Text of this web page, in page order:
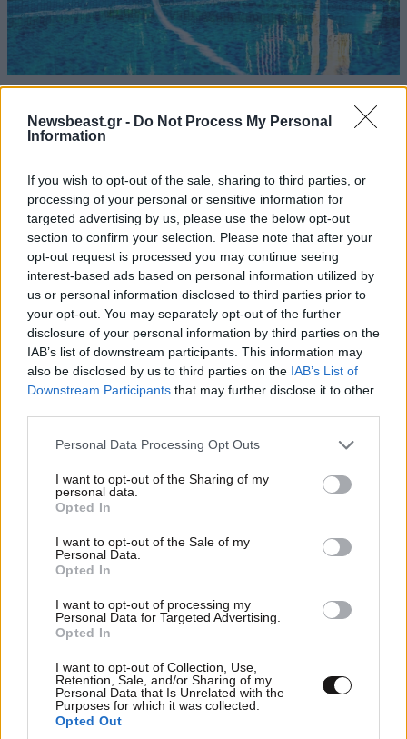
Newsbeast.gr - Do Not Process My Personal
Information
If you wish to opt-out of the sale, sharing to third parties, or
processing of your personal or sensitive information for
targeted advertising by us, please use the below opt-out
section to confirm your selection. Please note that after your
opt-out request is processed you may continue seeing
interest-based ads based on personal information utilized by
us or personal information disclosed to third parties prior to
your opt-out. You may separately opt-out of the further
disclosure of your personal information by third parties on the
IAB’s list of downstream participants. This information may
also be disclosed by us to third parties on the IAB’s List of
Downstream Participants that may further disclose it to other
Please note that this website/app uses one or more Google
not limited to your visit or usage behaviour. You may click to
grant or deny consent to Google and its third-party tags to
use your data for below specified purposes in below Google
consent section.
Personal Data Processing Opt Outs
I want to opt-out of the Sharing of my
personal data.
Opted In
I want to opt-out of the Sale of my
Personal Data.
Opted In
I want to opt-out of processing my
Personal Data for Targeted Advertising.
Opted In
I want to opt-out of Collection, Use,
Retention, Sale, and/or Sharing of my
Personal Data that Is Unrelated with the
Purposes for which it was collected.
Opted Out
ΕΛΛΑΔΑ43 λ. πριν
Ιδιοκτήτης beach bar στην Πάρο για τον γονέα
του παιδιού που πνίγηκε: Είχε ξαναέρθει πριν
να τον διώξουμε